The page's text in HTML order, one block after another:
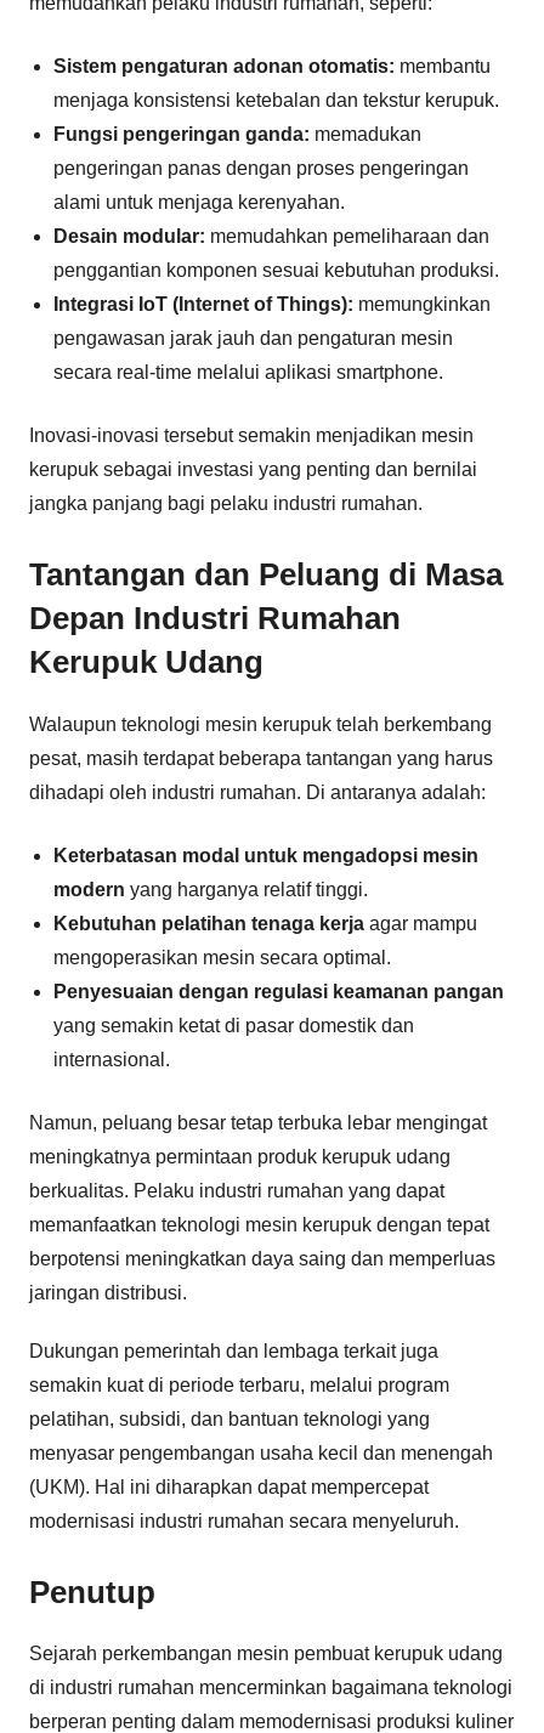
Sistem pengaturan adonan otomatis: membantu
menjaga konsistensi ketebalan dan tekstur kerupuk.
Fungsi pengeringan ganda: memadukan
pengeringan panas dengan proses pengeringan
alami untuk menjaga kerenyahan.
Desain modular: memudahkan pemeliharaan dan
penggantian komponen sesuai kebutuhan produksi.
Integrasi IoT (Internet of Things): memungkinkan
pengawasan jarak jauh dan pengaturan mesin
secara real-time melalui aplikasi smartphone.
Inovasi-inovasi tersebut semakin menjadikan mesin
kerupuk sebagai investasi yang penting dan bernilai
jangka panjang bagi pelaku industri rumahan.
Tantangan dan Peluang di Masa
Depan Industri Rumahan
Kerupuk Udang
Walaupun teknologi mesin kerupuk telah berkembang
pesat, masih terdapat beberapa tantangan yang harus
dihadapi oleh industri rumahan. Di antaranya adalah:
Keterbatasan modal untuk mengadopsi mesin
modern yang harganya relatif tinggi.
Kebutuhan pelatihan tenaga kerja agar mampu
mengoperasikan mesin secara optimal.
Penyesuaian dengan regulasi keamanan pangan
yang semakin ketat di pasar domestik dan
internasional.
Namun, peluang besar tetap terbuka lebar mengingat
meningkatnya permintaan produk kerupuk udang
berkualitas. Pelaku industri rumahan yang dapat
memanfaatkan teknologi mesin kerupuk dengan tepat
berpotensi meningkatkan daya saing dan memperluas
jaringan distribusi.
Dukungan pemerintah dan lembaga terkait juga
semakin kuat di periode terbaru, melalui program
pelatihan, subsidi, dan bantuan teknologi yang
menyasar pengembangan usaha kecil dan menengah
(UKM). Hal ini diharapkan dapat mempercepat
modernisasi industri rumahan secara menyeluruh.
Penutup
Sejarah perkembangan mesin pembuat kerupuk udang
di industri rumahan mencerminkan bagaimana teknologi
berperan penting dalam memodernisasi produksi kuliner